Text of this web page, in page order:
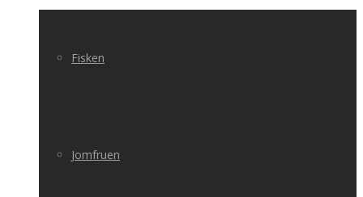
Fisken
Jomfruen